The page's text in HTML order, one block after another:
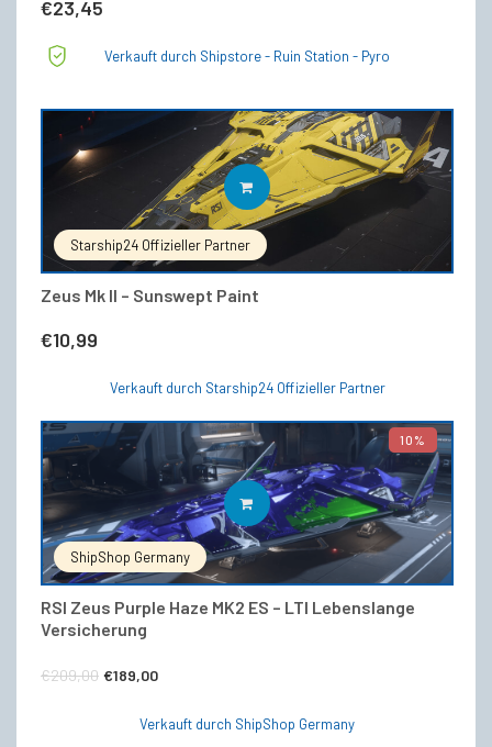
€23,45
Verkauft durch Shipstore - Ruin Station - Pyro
Starship24 Offizieller Partner
Zeus Mk II – Sunswept Paint
€10,99
IN DEN WARENKORB
Verkauft durch Starship24 Offizieller Partner
10%
ShipShop Germany
RSI Zeus Purple Haze MK2 ES – LTI Lebenslange
Versicherung
€209,00 Ursprünglicher
€189,00
IN DEN WARENKORB
Verkauft durch ShipShop Germany